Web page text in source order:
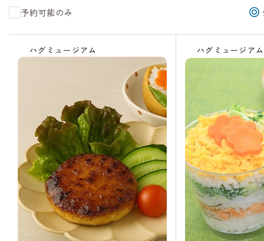
予約可能のみ
ハグミュージアム ハグミュージアム